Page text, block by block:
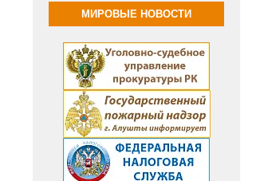
МИРОВЫЕ НОВОСТИ